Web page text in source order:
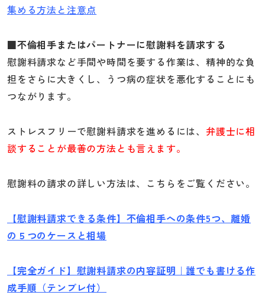
集める方法と注意点
■不倫相手またはパートナーに慰謝料を請求する
慰謝料請求など手間や時間を要する作業は、精神的な負
担をさらに大きくし、うつ病の症状を悪化することにも
つながります。
ストレスフリーで慰謝料請求を進めるには、 弁護士に相
談することが最善の方法とも言えます。
慰謝料の請求の詳しい方法は、こちらをご覧ください。
【慰謝料請求できる条件】不倫相手への条件5つ、離婚
の５つのケースと相場
【完全ガイド】慰謝料請求の内容証明｜誰でも書ける作
成手順（テンプレ付）